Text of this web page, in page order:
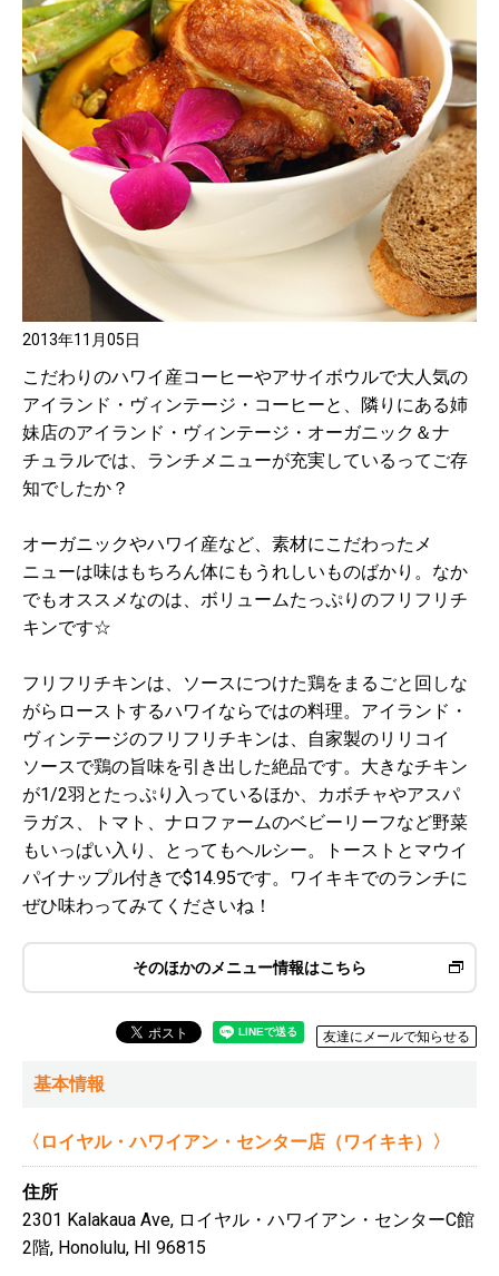
2013年11月05日
こだわりのハワイ産コーヒーやアサイボウルで大人気の
アイランド・ヴィンテージ・コーヒーと、隣りにある姉
妹店のアイランド・ヴィンテージ・オーガニック＆ナ
チュラルでは、ランチメニューが充実しているってご存
知でしたか？
オーガニックやハワイ産など、素材にこだわったメ
ニューは味はもちろん体にもうれしいものばかり。なか
でもオススメなのは、ボリュームたっぷりのフリフリチ
キンです☆
フリフリチキンは、ソースにつけた鶏をまるごと回しな
がらローストするハワイならではの料理。アイランド・
ヴィンテージのフリフリチキンは、自家製のリリコイ
ソースで鶏の旨味を引き出した絶品です。大きなチキン
が1/2羽とたっぷり入っているほか、カボチャやアスパ
ラガス、トマト、ナロファームのベビーリーフなど野菜
もいっぱい入り、とってもヘルシー。トーストとマウイ
パイナップル付きで$14.95です。ワイキキでのランチに
ぜひ味わってみてくださいね！
そのほかのメニュー情報はこちら
友達にメールで知らせる
基本情報
〈ロイヤル・ハワイアン・センター店（ワイキキ）〉
住所
2301 Kalakaua Ave, ロイヤル・ハワイアン・センターC館
2階, Honolulu, HI 96815